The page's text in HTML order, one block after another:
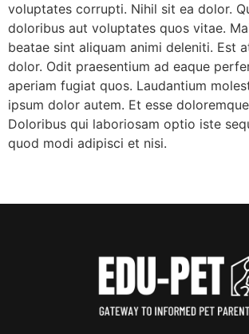
voluptates corrupti. Nihil sit ea dolor.
doloribus aut voluptates quos vitae.
beatae sint aliquam animi deleniti. Est
dolor. Odit praesentium ad eaque
aperiam fugiat quos. Laudantium
ipsum dolor autem. Et esse
Doloribus qui laboriosam optio iste
quod modi adipisci et nisi.